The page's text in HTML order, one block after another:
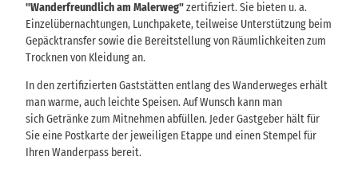
"Wanderfreundlich am Malerweg"zertifiziert. Sie bieten u. a.
Einzelübernachtungen, Lunchpakete, teilweise Unterstützung beim
Gepäcktransfer sowie die Bereitstellung von Räumlichkeiten zum
Trocknen von Kleidung an.
In den zertifizierten Gaststätten entlang des Wanderweges erhält
man warme, auch leichte Speisen. Auf Wunsch kann man
sich Getränke zum Mitnehmen abfüllen. Jeder Gastgeber hält für
Sie eine Postkarte der jeweiligen Etappe und einen Stempel für
Ihren Wanderpass bereit.